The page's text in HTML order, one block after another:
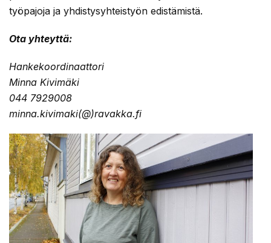
työpajoja ja yhdistysyhteistyön edistämistä.
Ota yhteyttä:
Hankekoordinaattori
Minna Kivimäki
044 7929008
minna.kivimaki(@)ravakka.fi